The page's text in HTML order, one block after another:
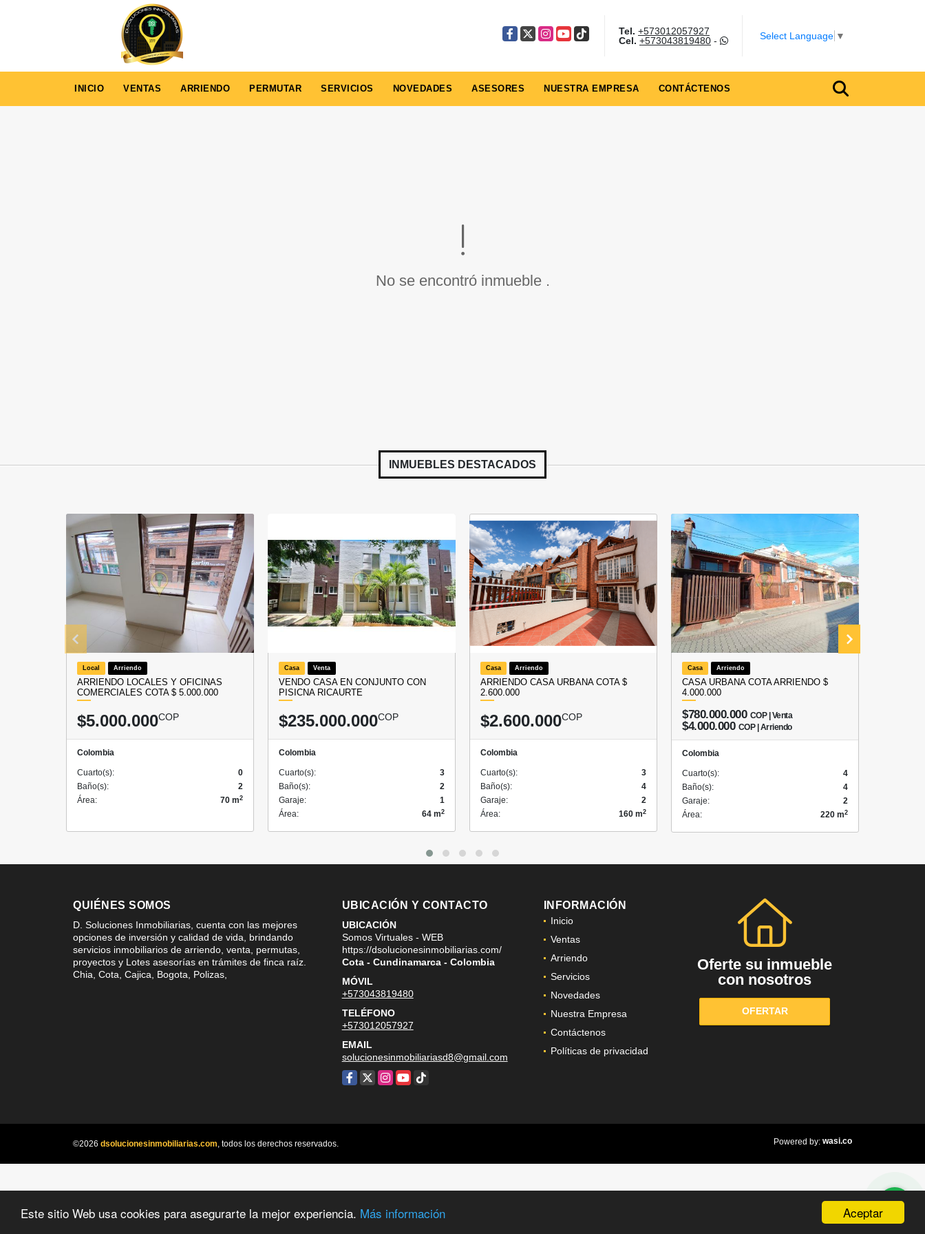
Aceptar
Este sitio Web usa cookies para asegurarte la mejor experiencia. Más información
Facebook
X Instagram
YouTube
TikTok Tel. +573012057927
Cel. +573043819480- Select Language ▼
INICIO VENTAS ARRIENDO PERMUTAR SERVICIOS NOVEDADES ASESORES NUESTRA EMPRESA CONTÁCTENOS
No se encontró inmueble .
INMUEBLES DESTACADOS
Local Arriendo
ARRIENDO LOCALES Y OFICINAS
COMERCIALES COTA $ 5.000.000
$5.000.000COP
Colombia
Cuarto(s):
0
Baño(s):
2
Área:
70 m2
Casa Venta
VENDO CASA EN CONJUNTO CON
PISICNA RICAURTE
$235.000.000COP
Colombia
Cuarto(s):
3
Baño(s):
2
Garaje:
1
Área:
64 m2
Casa Arriendo
ARRIENDO CASA URBANA COTA $
2.600.000
$2.600.000COP
Colombia
Cuarto(s):
3
Baño(s):
4
Garaje:
2
Área:
160 m2
Casa Arriendo
CASA URBANA COTA ARRIENDO $
4.000.000
$780.000.000 COP | Venta
$4.000.000 COP | Arriendo
Colombia
Cuarto(s):
4
Baño(s):
4
Garaje:
2
Área:
220 m2
QUIÉNES SOMOS
D. Soluciones Inmobiliarias, cuenta con las mejores
opciones de inversión y calidad de vida, brindando
servicios inmobiliarios de arriendo, venta, permutas,
proyectos y Lotes asesorías en trámites de finca raíz.
Chia, Cota, Cajica, Bogota, Polizas,
UBICACIÓN Y CONTACTO
UBICACIÓN
Somos Virtuales - WEB
https://dsolucionesinmobiliarias.com/
Cota - Cundinamarca - Colombia
MÓVIL
+573043819480
TELÉFONO
+573012057927
EMAIL
solucionesinmobiliariasd8@gmail.com
Facebook
X Instagram
YouTube
TikTok
INFORMACIÓN
Inicio
Ventas
Arriendo
Servicios
Novedades
Nuestra Empresa
Contáctenos
Políticas de privacidad
Oferte su inmueble
con nosotros
OFERTAR
©2026 dsolucionesinmobiliarias.com, todos los derechos reservados. Powered by: wasi.co